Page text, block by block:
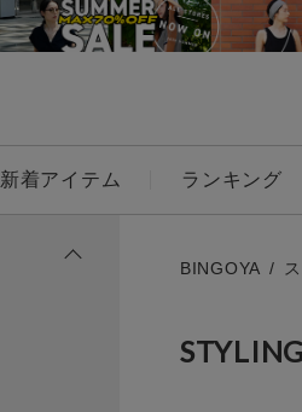
新着アイテム ランキング
キーワード
BINGOYA
STYLING